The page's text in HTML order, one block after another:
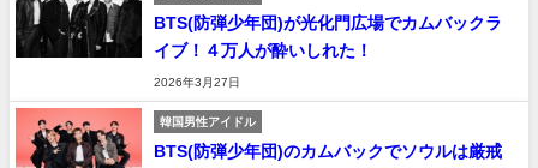
BTS(防弾少年団)が光化門広場でカムバックラ
イブ！４万人が酔いしれた！
2026年3月27日
韓国男性アイドル
BTS(防弾少年団)のカムバックでソウルは厳戒